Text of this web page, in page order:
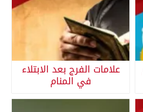
علامات الفرج بعد الابتلاء
في المنام